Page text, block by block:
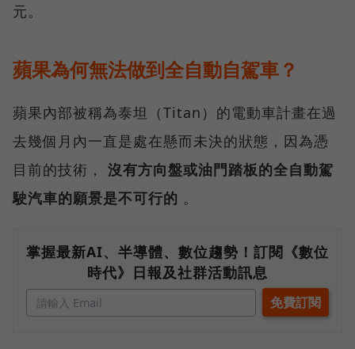
元。
蘋果為何無法做到全自動自駕車？
蘋果內部被稱為泰坦（Titan）的電動車計畫在過
去幾個月內一直是處在懸而未決的狀態，因為憑
目前的技術， 沒有方向盤或油門踏板的全自動駕
駛汽車的願景是不可行的 。
掌握最新AI、半導體、數位趨勢！訂閱《數位
時代》日報及社群活動訊息